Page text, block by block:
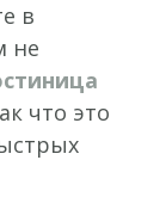
в
не
что это